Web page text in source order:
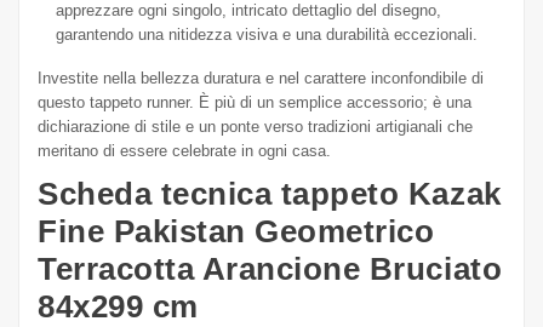
apprezzare ogni singolo, intricato dettaglio del disegno,
garantendo una nitidezza visiva e una durabilità eccezionali.
Investite nella bellezza duratura e nel carattere inconfondibile di
questo tappeto runner. È più di un semplice accessorio; è una
dichiarazione di stile e un ponte verso tradizioni artigianali che
meritano di essere celebrate in ogni casa.
Scheda tecnica tappeto Kazak
Fine Pakistan Geometrico
Terracotta Arancione Bruciato
84x299 cm